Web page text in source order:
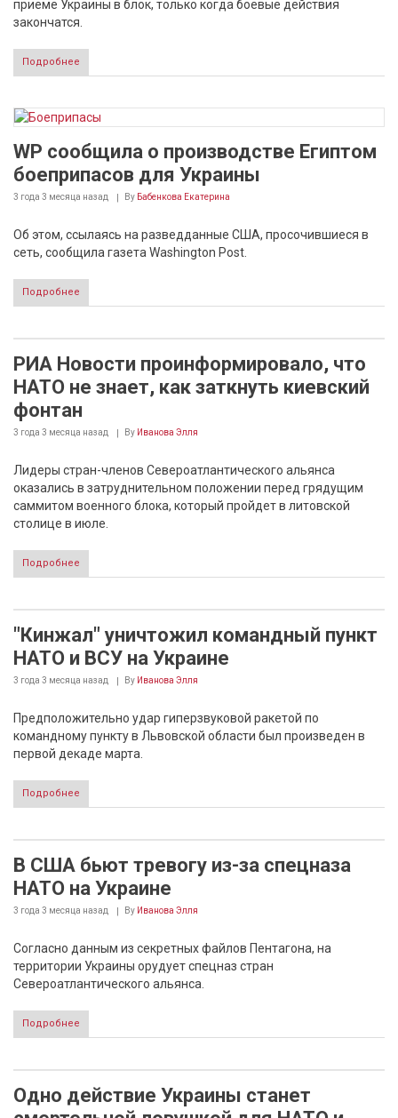
приеме Украины в блок, только когда боевые действия
закончатся.
Подробнее
WP сообщила о производстве Египтом
боеприпасов для Украины
3 года 3 месяца назад By Бабенкова Екатерина
Об этом, ссылаясь на разведданные США, просочившиеся в
сеть, сообщила газета Washington Post.
Подробнее
РИА Новости проинформировало, что
НАТО не знает, как заткнуть киевский
фонтан
3 года 3 месяца назад By Иванова Элля
Лидеры стран-членов Североатлантического альянса
оказались в затруднительном положении перед грядущим
саммитом военного блока, который пройдет в литовской
столице в июле.
Подробнее
"Кинжал" уничтожил командный пункт
НАТО и ВСУ на Украине
3 года 3 месяца назад By Иванова Элля
Предположительно удар гиперзвуковой ракетой по
командному пункту в Львовской области был произведен в
первой декаде марта.
Подробнее
В США бьют тревогу из-за спецназа
НАТО на Украине
3 года 3 месяца назад By Иванова Элля
Согласно данным из секретных файлов Пентагона, на
территории Украины орудует спецназ стран
Североатлантического альянса.
Подробнее
Одно действие Украины станет